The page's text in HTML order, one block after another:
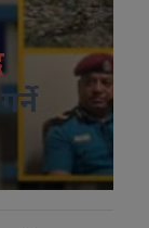
गर्ने